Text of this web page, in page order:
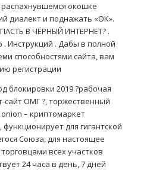
распахнувшемся окошке
диалект и поднажать «ОК».
В ЧЁРНЫЙ ИНТЕРНЕТ? .
Инструкций . Дабы в полной
способностями сайта, вам
регистрации
блокировки 2019 ?рабочая
сайт ОМГ ?, торжественный
– криптомаркет
для гигантской
Союза, для настоящее
всех участков
24 часа в день, 7 дней